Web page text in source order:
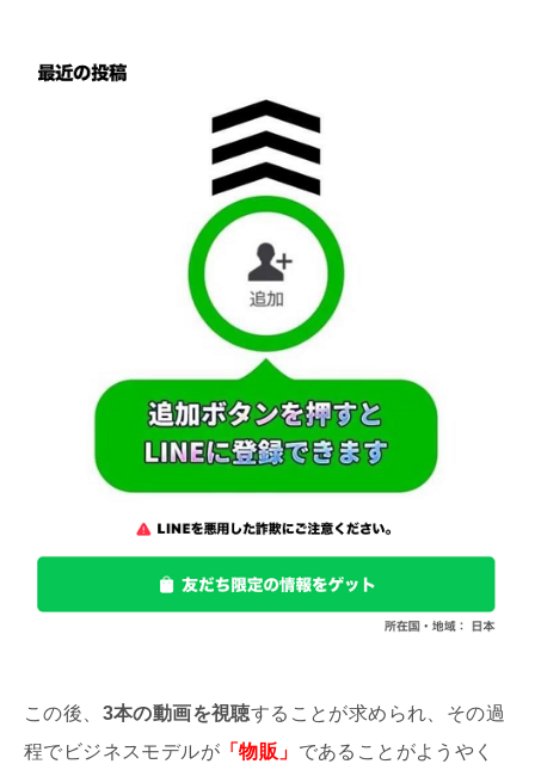
この後、 3本の動画を視聴することが求められ、その過
程でビジネスモデルが 「物販」 であることがようやく